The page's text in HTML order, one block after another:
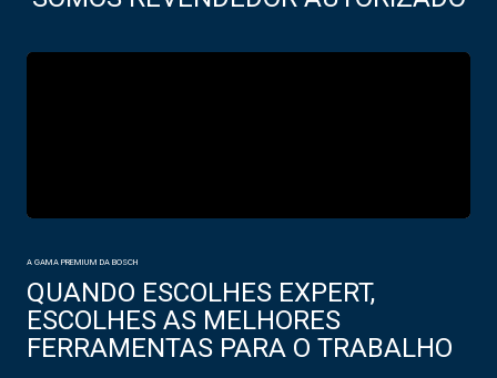
A GAMA PREMIUM DA BOSCH
QUANDO ESCOLHES EXPERT,
ESCOLHES AS MELHORES
FERRAMENTAS PARA O TRABALHO